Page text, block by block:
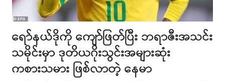
ရော်နယ်ဒိုကို ကျော်ဖြတ်ပြီး ဘရာဇီးအသင်း
သမိုင်းမှာ ဒုတိယဂိုးသွင်းအများဆုံး
ကစားသမား ဖြစ်လာတဲ့ နေမာ